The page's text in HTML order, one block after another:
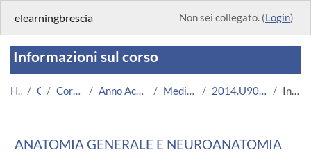
elearningbrescia Non sei collegato. (Login)
Informazioni sul corso
Home Corsi Corsi Istituzionali Anno Accademico 2014/2015 Medicina e Chirurgia 2014.U9080.08624-09.N0.4011 Introduzione
ANATOMIA GENERALE E NEUROANATOMIA